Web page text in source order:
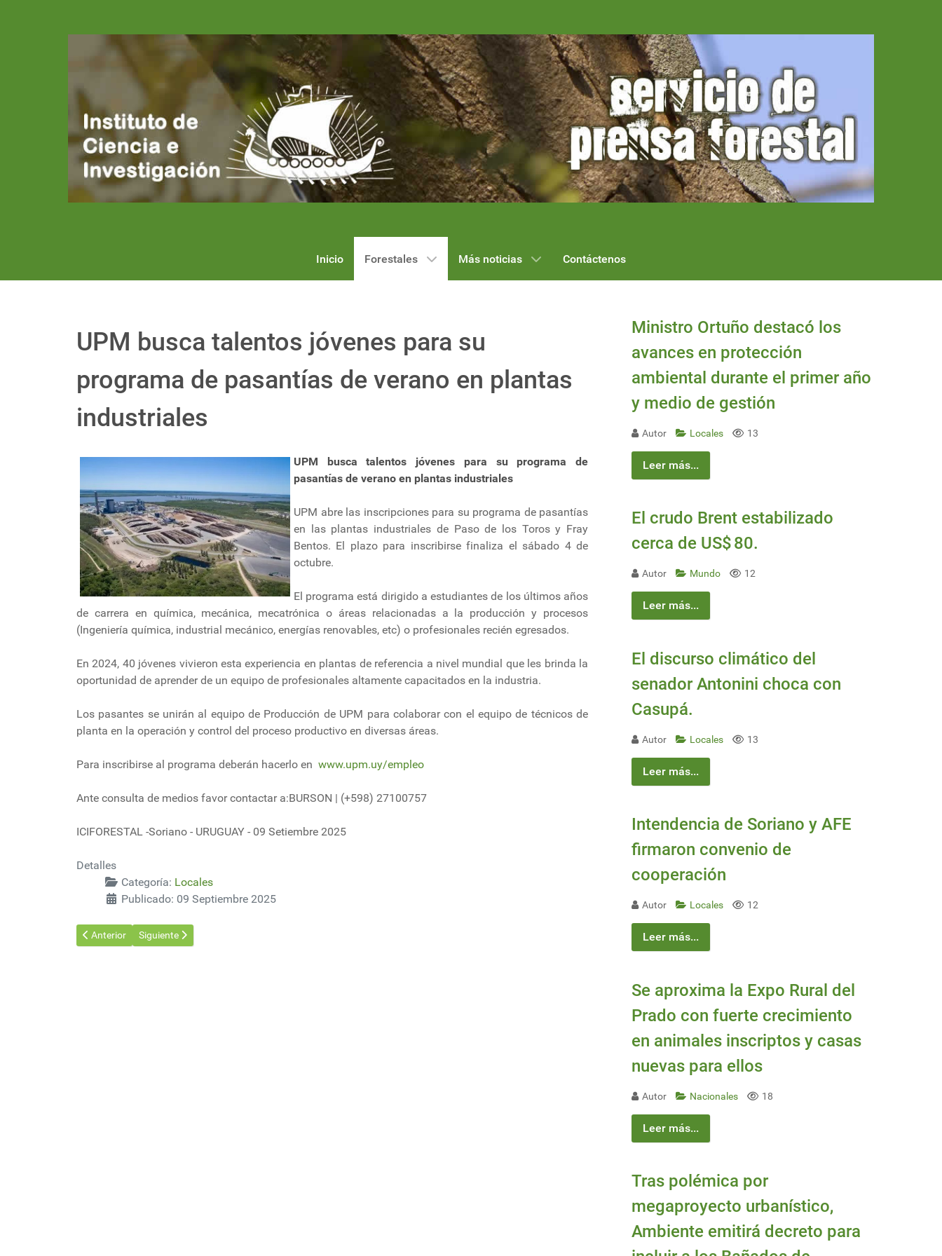
Inicio Forestales Más noticias Contáctenos
UPM busca talentos jóvenes para su
programa de pasantías de verano en plantas
industriales
UPM busca talentos jóvenes para su programa de
pasantías de verano en plantas industriales
UPM abre las inscripciones para su programa de pasantías
en las plantas industriales de Paso de los Toros y Fray
Bentos. El plazo para inscribirse finaliza el sábado 4 de
octubre.
El programa está dirigido a estudiantes de los últimos años
de carrera en química, mecánica, mecatrónica o áreas relacionadas a la producción y procesos
(Ingeniería química, industrial mecánico, energías renovables, etc) o profesionales recién egresados.
En 2024, 40 jóvenes vivieron esta experiencia en plantas de referencia a nivel mundial que les brinda la
oportunidad de aprender de un equipo de profesionales altamente capacitados en la industria.
Los pasantes se unirán al equipo de Producción de UPM para colaborar con el equipo de técnicos de
planta en la operación y control del proceso productivo en diversas áreas.
Para inscribirse al programa deberán hacerlo en www.upm.uy/empleo
Ante consulta de medios favor contactar a:BURSON | (+598) 27100757
ICIFORESTAL -Soriano - URUGUAY - 09 Setiembre 2025
Detalles
Categoría: Locales
Publicado: 09 Septiembre 2025
Artículo anterior: Los productores rurales de un lado y el pueblo del otro: Casupá se divide por la construcción de la represa
Anterior Artículo siguiente: Becas para el desarrollo del sector forestal maderero.
Siguiente
Ministro Ortuño destacó los
avances en protección
ambiental durante el primer año
y medio de gestión
Autor Locales 13
Leer más...
El crudo Brent estabilizado
cerca de US$ 80.
Autor Mundo 12
Leer más...
El discurso climático del
senador Antonini choca con
Casupá.
Autor Locales 13
Leer más...
Intendencia de Soriano y AFE
firmaron convenio de
cooperación
Autor Locales 12
Leer más...
Se aproxima la Expo Rural del
Prado con fuerte crecimiento
en animales inscriptos y casas
nuevas para ellos
Autor Nacionales 18
Leer más...
Tras polémica por
megaproyecto urbanístico,
Ambiente emitirá decreto para